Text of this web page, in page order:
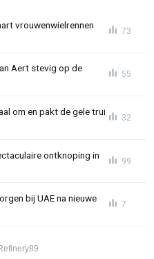
vrouwenwielrennen
73
Aert stevig op de
55
om en pakt de gele trui
32
ontknoping in
99
bij UAE na nieuwe
7